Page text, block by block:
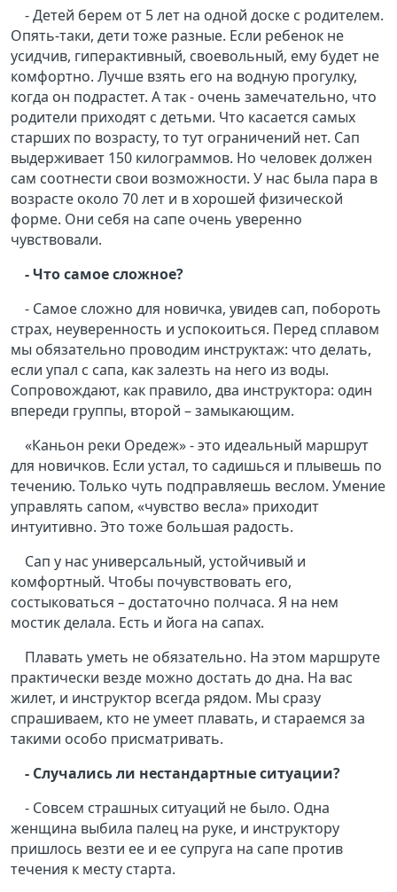
- Детей берем от 5 лет на одной доске с родителем.
Опять-таки, дети тоже разные. Если ребенок не
усидчив, гиперактивный, своевольный, ему будет не
комфортно. Лучше взять его на водную прогулку,
когда он подрастет. А так - очень замечательно, что
родители приходят с детьми. Что касается самых
старших по возрасту, то тут ограничений нет. Сап
выдерживает 150 килограммов. Но человек должен
сам соотнести свои возможности. У нас была пара в
возрасте около 70 лет и в хорошей физической
форме. Они себя на сапе очень уверенно
чувствовали.
- Что самое сложное?
- Самое сложно для новичка, увидев сап, побороть
страх, неуверенность и успокоиться. Перед сплавом
мы обязательно проводим инструктаж: что делать,
если упал с сапа, как залезть на него из воды.
Сопровождают, как правило, два инструктора: один
впереди группы, второй – замыкающим.
«Каньон реки Оредеж» - это идеальный маршрут
для новичков. Если устал, то садишься и плывешь по
течению. Только чуть подправляешь веслом. Умение
управлять сапом, «чувство весла» приходит
интуитивно. Это тоже большая радость.
Сап у нас универсальный, устойчивый и
комфортный. Чтобы почувствовать его,
состыковаться – достаточно полчаса. Я на нем
мостик делала. Есть и йога на сапах.
Плавать уметь не обязательно. На этом маршруте
практически везде можно достать до дна. На вас
жилет, и инструктор всегда рядом. Мы сразу
спрашиваем, кто не умеет плавать, и стараемся за
такими особо присматривать.
- Случались ли нестандартные ситуации?
- Совсем страшных ситуаций не было. Одна
женщина выбила палец на руке, и инструктору
пришлось везти ее и ее супруга на сапе против
течения к месту старта.